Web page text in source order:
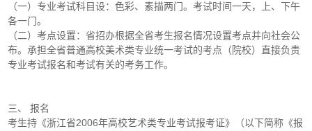
（一）专业考试科目设：色彩、素描两门。考试时间一天，上、下午
各一门。
（二）考点设置：省招办根据全省考生报名情况设置考点并向社会公
布。承担全省普通高校美术类专业统一考试的考点（院校）直接负责
专业考试报名和考试有关的考务工作。
三、 报名
考生持《浙江省2006年高校艺术类专业考试报考证》（以下简称《报